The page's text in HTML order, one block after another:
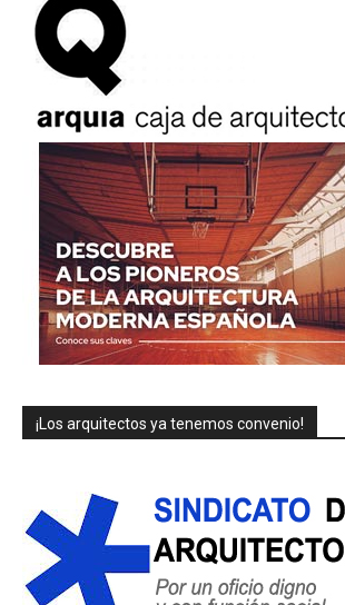
¡Los arquitectos ya tenemos convenio!